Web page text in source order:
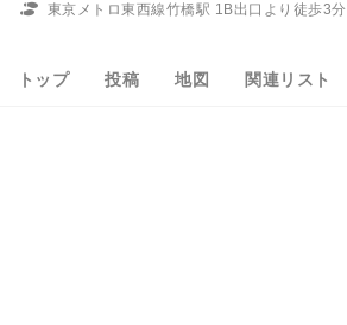
東京メトロ東西線竹橋駅 1B出口より徒歩3分
トップ 投稿 地図 関連リスト